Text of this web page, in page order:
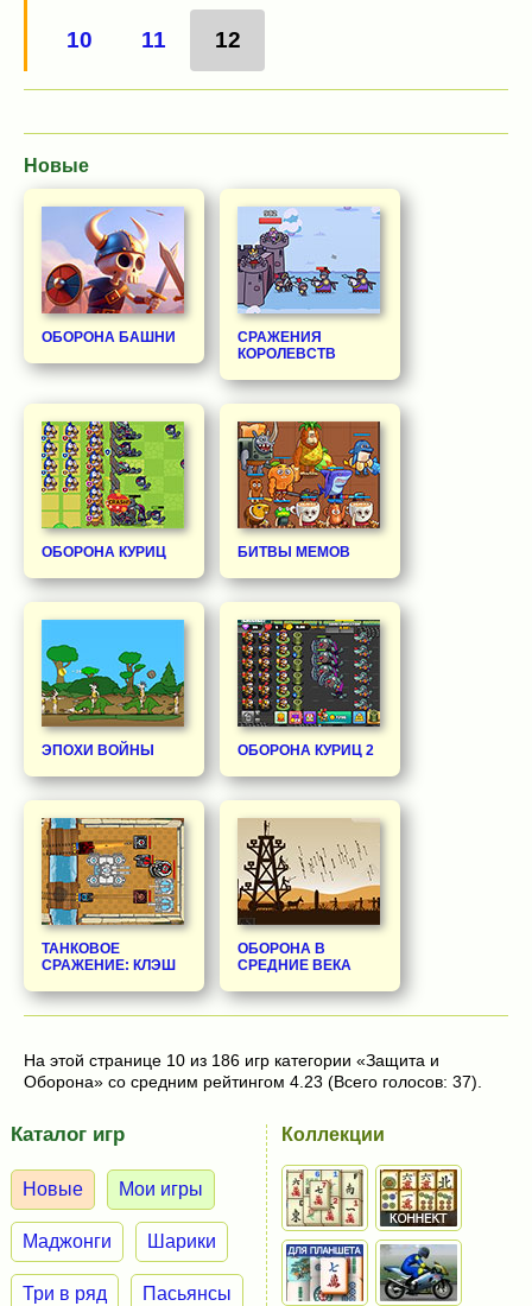
10 11 12
Новые
ОБОРОНА БАШНИ
СРАЖЕНИЯ
КОРОЛЕВСТВ
ОБОРОНА КУРИЦ БИТВЫ МЕМОВ
ЭПОХИ ВОЙНЫ ОБОРОНА КУРИЦ 2
ТАНКОВОЕ
СРАЖЕНИЕ: КЛЭШ
ОБОРОНА В
СРЕДНИЕ ВЕКА
На этой странице 10 из 186 игр категории «Защита и
Оборона» со средним рейтингом 4.23 (Всего голосов: 37).
Каталог игр
Новые Мои игры
Маджонги Шарики
Три в ряд Пасьянсы
Коллекции